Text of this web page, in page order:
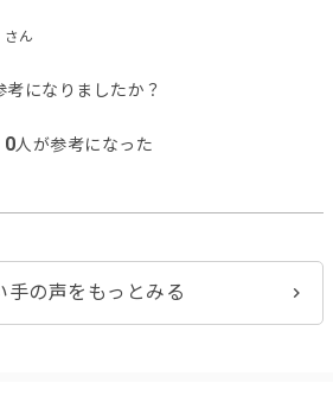
ん
になりましたか？
0人が参考になった
手の声をもっとみる